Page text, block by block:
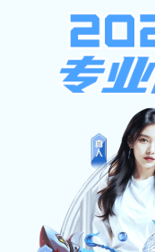
安博app
安博电子app概况
科学研究